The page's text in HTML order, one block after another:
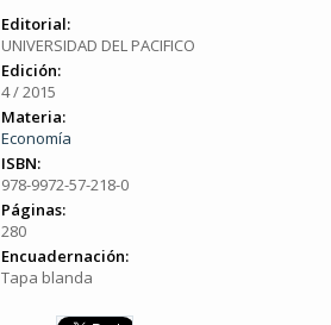
Editorial:
UNIVERSIDAD DEL PACIFICO
Edición:
4 / 2015
Materia:
Economía
ISBN:
978-9972-57-218-0
Páginas:
280
Encuadernación:
Tapa blanda